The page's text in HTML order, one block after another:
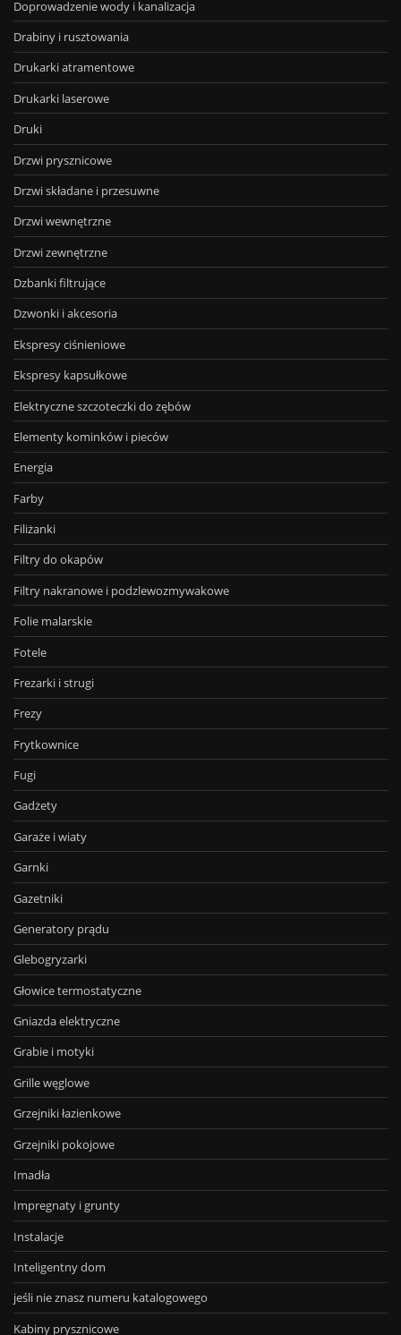
Doprowadzenie wody i kanalizacja
Drabiny i rusztowania
Drukarki atramentowe
Drukarki laserowe
Druki
Drzwi prysznicowe
Drzwi składane i przesuwne
Drzwi wewnętrzne
Drzwi zewnętrzne
Dzbanki filtrujące
Dzwonki i akcesoria
Ekspresy ciśnieniowe
Ekspresy kapsułkowe
Elektryczne szczoteczki do zębów
Elementy kominków i pieców
Energia
Farby
Filiżanki
Filtry do okapów
Filtry nakranowe i podzlewozmywakowe
Folie malarskie
Fotele
Frezarki i strugi
Frezy
Frytkownice
Fugi
Gadżety
Garaże i wiaty
Garnki
Gazetniki
Generatory prądu
Glebogryzarki
Głowice termostatyczne
Gniazda elektryczne
Grabie i motyki
Grille węglowe
Grzejniki łazienkowe
Grzejniki pokojowe
Imadła
Impregnaty i grunty
Instalacje
Inteligentny dom
jeśli nie znasz numeru katalogowego
Kabiny prysznicowe